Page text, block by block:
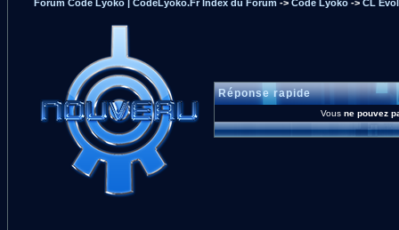
Forum Code Lyoko | CodeLyoko.Fr Index du Forum -> Code Lyoko-> CL
Réponse rapide
Vous ne pouvez